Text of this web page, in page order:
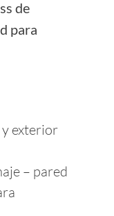
de
para
exterior
– pared